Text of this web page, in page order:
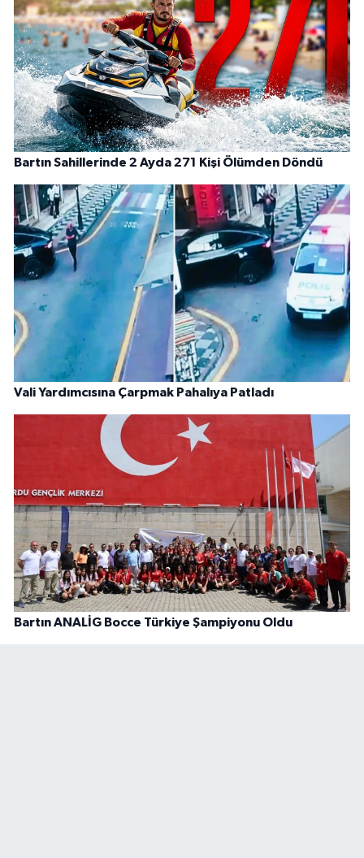
Bartın Sahillerinde 2 Ayda 271 Kişi Ölümden Döndü
Vali Yardımcısına Çarpmak Pahalıya Patladı
Bartın ANALİG Bocce Türkiye Şampiyonu Oldu